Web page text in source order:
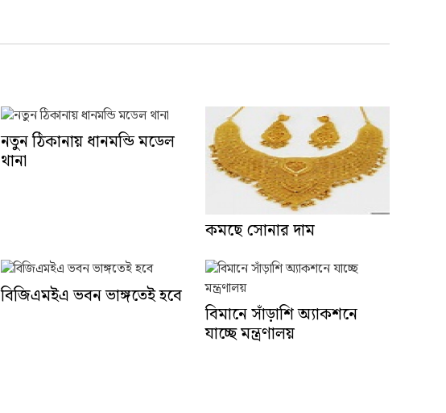
নতুন ঠিকানায় ধানমন্ডি মডেল
থানা
কমছে সোনার দাম
বিজিএমইএ ভবন ভাঙ্গতেই হবে
বিমানে সাঁড়াশি অ্যাকশনে
যাচ্ছে মন্ত্রণালয়